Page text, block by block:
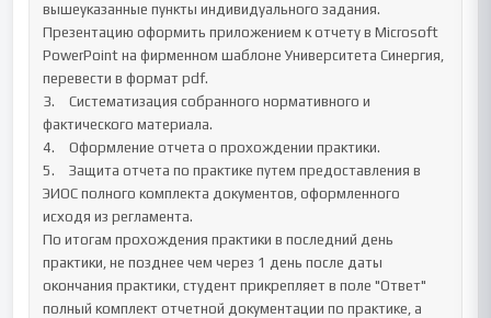
вышеуказанные пункты индивидуального задания.
Презентацию оформить приложением к отчету в Microsoft
PowerPoint на фирменном шаблоне Университета Синергия,
перевести в формат pdf.
3.	Систематизация собранного нормативного и
фактического материала.
4.	Оформление отчета о прохождении практики.
5.	Защита отчета по практике путем предоставления в
ЭИОС полного комплекта документов, оформленного
исходя из регламента.
По итогам прохождения практики в последний день
практики, не позднее чем через 1 день после даты
окончания практики, студент прикрепляет в поле "Ответ"
полный комплект отчетной документации по практике, а